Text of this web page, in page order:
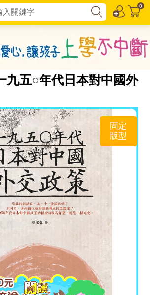
0
九五○年代日本對中國外
固定
版型